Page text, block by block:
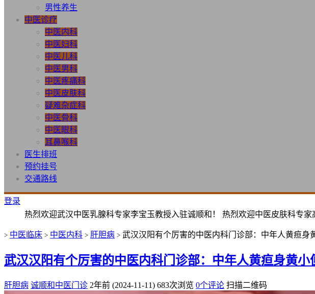
男性养生
中医诊疗
中医内科
中医妇科
中医儿科
中医男科
中医疼痛科
中医皮肤科
疑难杂症科
中医骨科
中医眼科
耳鼻喉科
医生排班
预约挂号
交通路线
登录
热烈欢迎武汉中医乳腺科专家李宝玉教授入驻诚顺和！ 热烈欢迎中医皮肤科专
> 中医临床 > 中医内科 > 肝胆病 > 武汉汉阳有个厉害的中医内科门诊部：中年人黄疸身
武汉汉阳有个厉害的中医内科门诊部：中年人黄疸身黄小
肝胆病 诚顺和中医门诊 2年前 (2024-11-11) 683次浏览 0个评论 扫描二维码